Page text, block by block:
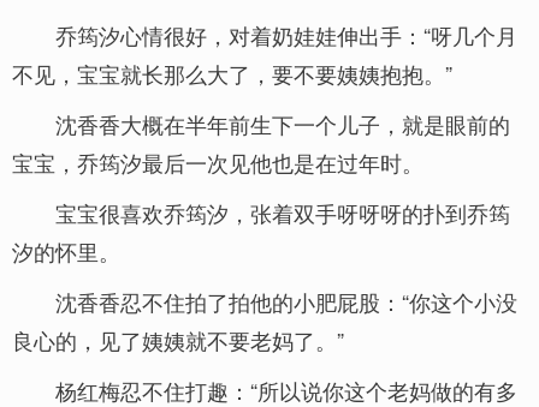
乔筠汐心情很好，对着奶娃娃伸出手：“呀几个月
不见，宝宝就长那么大了，要不要姨姨抱抱。”
沈香香大概在半年前生下一个儿子，就是眼前的
宝宝，乔筠汐最后一次见他也是在过年时。
宝宝很喜欢乔筠汐，张着双手呀呀呀的扑到乔筠
汐的怀里。
沈香香忍不住拍了拍他的小肥屁股：“你这个小没
良心的，见了姨姨就不要老妈了。”
杨红梅忍不住打趣：“所以说你这个老妈做的有多